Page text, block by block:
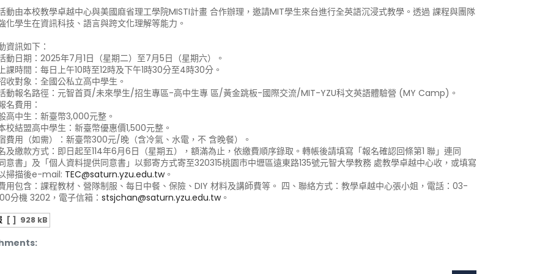
動由本校教學卓越中心與美國麻省理工學院MISTI計畫 合作辦理，邀請MIT學生來台進行全英語沉浸式教學。透過 課程與團隊
化學生在資訊科技、語言與跨文化理解等能力。
資訊如下：
動日期：2025年7月1日（星期二）至7月5日（星期六）。
課時間：每日上午10時至12時及下午1時30分至4時30分。
收對象：全國公私立高中學生。
動報名路徑：元智首頁/未來學生/招生專區-高中生專 區/黃金跳板-國際交流/MIT-YZU科文英語體驗營 (MY Camp)。
名費用：
高中生：新臺幣3,000元整。
校結盟高中學生：新臺幣優惠價1,500元整。
費用（如需）：新臺幣300元/晚（含冷氣、水電，不 含晚餐）。
及繳款方式：即日起至114年6月6日（星期五），額滿為止，依繳費順序錄取。轉帳後請填寫「報名確認回條第1 聯」連同
意書」及「個人資料提供同意書」以郵寄方式寄至320315桃園市中壢區遠東路135號元智大學教務 處教學卓越中心收，或填寫
掃描後e-mail: TEC@saturn.yzu.edu.tw。
用包含：課程教材、營隊制服、每日中餐、保險、DIY 材料及講師費等。 四、聯絡方式：教學卓越中心張小姐，電話：03-
分機 3202，電子信箱： stsjchan@saturn.yzu.edu.tw。
[ ] 928 kB